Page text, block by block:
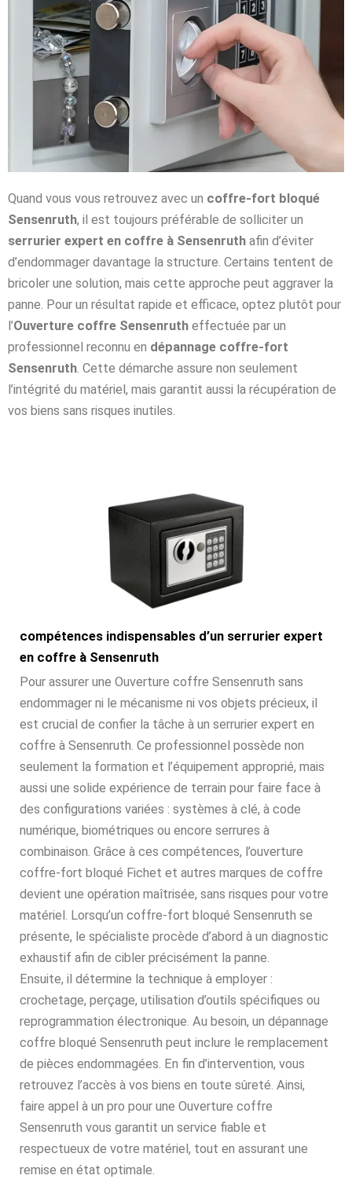
Quand vous vous retrouvez avec un coffre-fort bloqué
Sensenruth, il est toujours préférable de solliciter un
serrurier expert en coffre à Sensenruth afin d’éviter
d’endommager davantage la structure. Certains tentent de
bricoler une solution, mais cette approche peut aggraver la
panne. Pour un résultat rapide et efficace, optez plutôt pour
l’Ouverture coffre Sensenruth effectuée par un
professionnel reconnu en dépannage coffre-fort
Sensenruth. Cette démarche assure non seulement
l’intégrité du matériel, mais garantit aussi la récupération de
vos biens sans risques inutiles.
compétences indispensables d’un serrurier expert
en coffre à Sensenruth
Pour assurer une Ouverture coffre Sensenruth sans
endommager ni le mécanisme ni vos objets précieux, il
est crucial de confier la tâche à un serrurier expert en
coffre à Sensenruth. Ce professionnel possède non
seulement la formation et l’équipement approprié, mais
aussi une solide expérience de terrain pour faire face à
des configurations variées : systèmes à clé, à code
numérique, biométriques ou encore serrures à
combinaison. Grâce à ces compétences, l’ouverture
coffre-fort bloqué Fichet et autres marques de coffre
devient une opération maîtrisée, sans risques pour votre
matériel. Lorsqu’un coffre-fort bloqué Sensenruth se
présente, le spécialiste procède d’abord à un diagnostic
exhaustif afin de cibler précisément la panne.
Ensuite, il détermine la technique à employer :
crochetage, perçage, utilisation d’outils spécifiques ou
reprogrammation électronique. Au besoin, un dépannage
coffre bloqué Sensenruth peut inclure le remplacement
de pièces endommagées. En fin d’intervention, vous
retrouvez l’accès à vos biens en toute sûreté. Ainsi,
faire appel à un pro pour une Ouverture coffre
Sensenruth vous garantit un service fiable et
respectueux de votre matériel, tout en assurant une
remise en état optimale.